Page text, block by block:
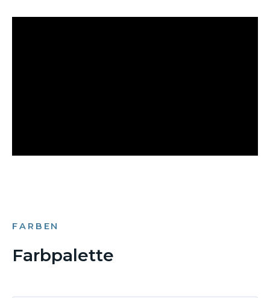
FARBEN
Farbpalette